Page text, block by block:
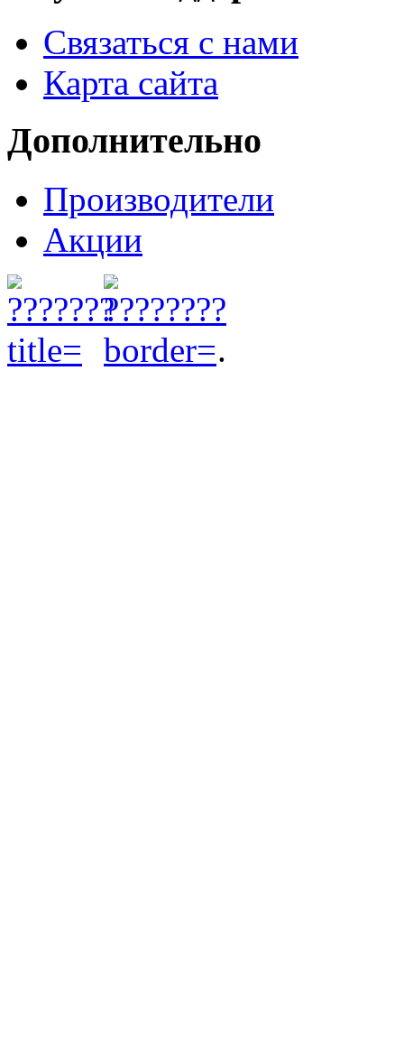
Связаться с нами
Карта сайта
Дополнительно
Производители
Акции
.